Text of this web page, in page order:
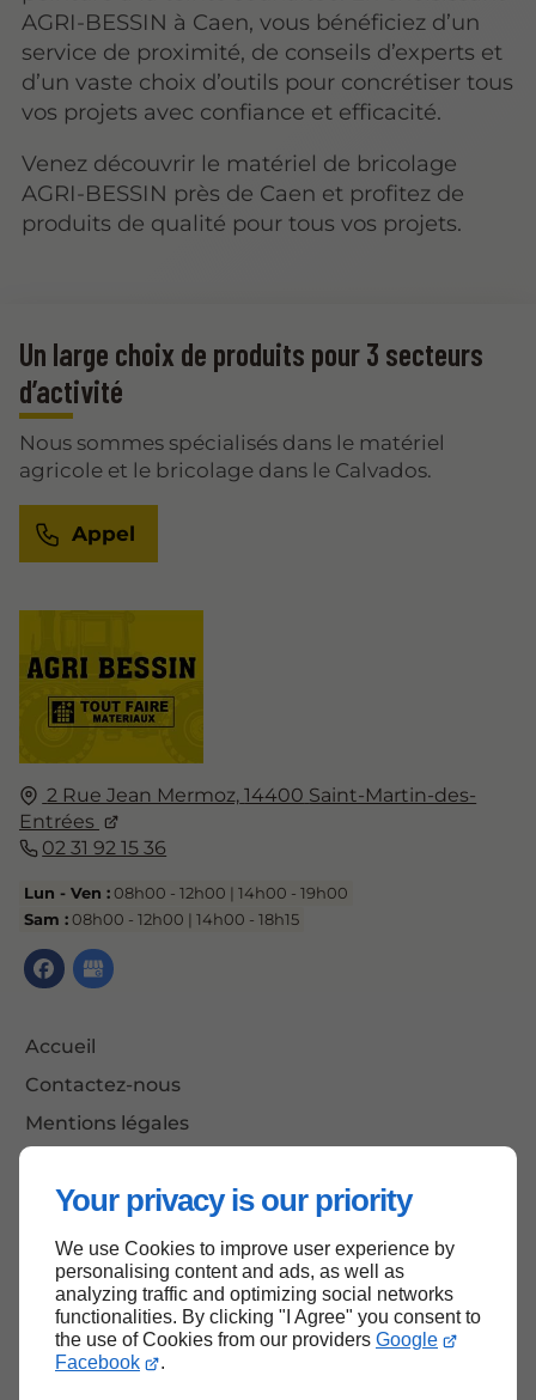
Your privacy is our priority
We use Cookies to improve user experience by
personalising content and ads, as well as
analyzing traffic and optimizing social networks
functionalities. By clicking "I Agree" you consent to
the use of Cookies from our providers Google
Facebook
.
AGRI-BESSIN à Caen, vous bénéficiez d’un
service de proximité, de conseils d’experts et
d’un vaste choix d’outils pour concrétiser tous
vos projets avec confiance et efficacité.
Venez découvrir le matériel de bricolage
AGRI-BESSIN près de Caen et profitez de
produits de qualité pour tous vos projets.
2 Rue Jean Mermoz, 14400 Saint-Martin-des-
Entrées
02 31 92 15 36
Lun - Ven :08h00 - 12h00 | 14h00 - 19h00
Sam :08h00 - 12h00 | 14h00 - 18h15
Accueil
Contactez-nous
Mentions légales
Un large choix de produits pour 3 secteurs
d’activité
Nous sommes spécialisés dans le matériel
agricole et le bricolage dans le Calvados.
Appel
Haut de page